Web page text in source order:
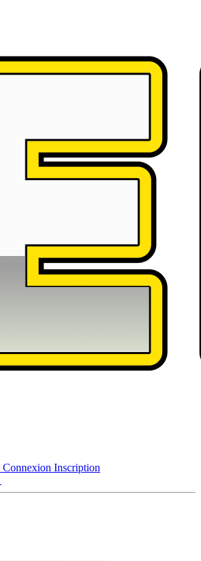
Connexion Inscription